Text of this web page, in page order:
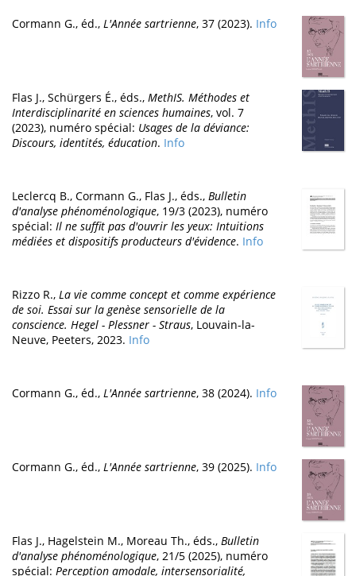
Cormann G., éd., L'Année sartrienne, 37 (2023). Info
Flas J., Schürgers É., éds., MethIS. Méthodes et
Interdisciplinarité en sciences humaines, vol. 7
(2023), numéro spécial: Usages de la déviance:
Discours, identités, éducation. Info
Leclercq B., Cormann G., Flas J., éds., Bulletin
d'analyse phénoménologique, 19/3 (2023), numéro
spécial: Il ne suffit pas d'ouvrir les yeux: Intuitions
médiées et dispositifs producteurs d'évidence. Info
Rizzo R., La vie comme concept et comme expérience
de soi. Essai sur la genèse sensorielle de la
conscience. Hegel - Plessner - Straus, Louvain-la-
Neuve, Peeters, 2023. Info
Cormann G., éd., L'Année sartrienne, 38 (2024). Info
Cormann G., éd., L'Année sartrienne, 39 (2025). Info
Flas J., Hagelstein M., Moreau Th., éds., Bulletin
d'analyse phénoménologique, 21/5 (2025), numéro
spécial: Perception amodale, intersensorialité,